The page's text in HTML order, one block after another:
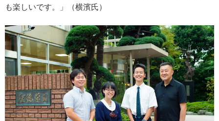
も楽しいです。」（横濱氏）